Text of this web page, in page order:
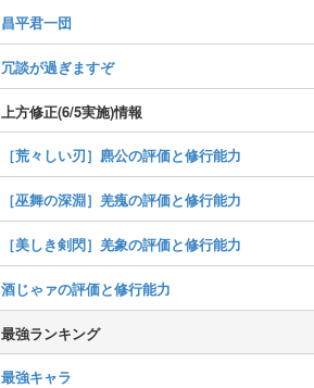
昌平君一団
冗談が過ぎますぞ
上方修正(6/5実施)情報
［荒々しい刃］麃公の評価と修行能力
［巫舞の深淵］羌瘣の評価と修行能力
［美しき剣閃］羌象の評価と修行能力
酒じゃァの評価と修行能力
最強ランキング
最強キャラ